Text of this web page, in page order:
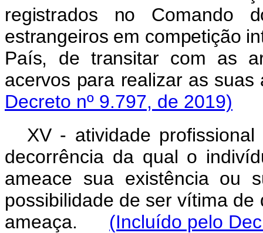
registrados no Comando
estrangeiros em competição
País, de transitar com as
acervos para realizar as suas
Decreto nº 9.797, de 2019)
XV - atividade
decorrência da qual o
ameace sua existência ou
possibilidade de ser vítima
ameaça.
(Incluído pelo